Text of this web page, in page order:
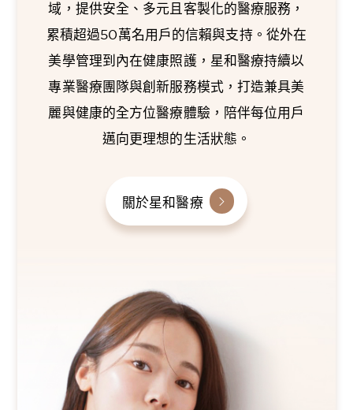
域，提供安全、多元且客製化的醫療服務，
累積超過50萬名用戶的信賴與支持。從外在
美學管理到內在健康照護，星和醫療持續以
專業醫療團隊與創新服務模式，打造兼具美
麗與健康的全方位醫療體驗，陪伴每位用戶
邁向更理想的生活狀態。
關於星和醫療